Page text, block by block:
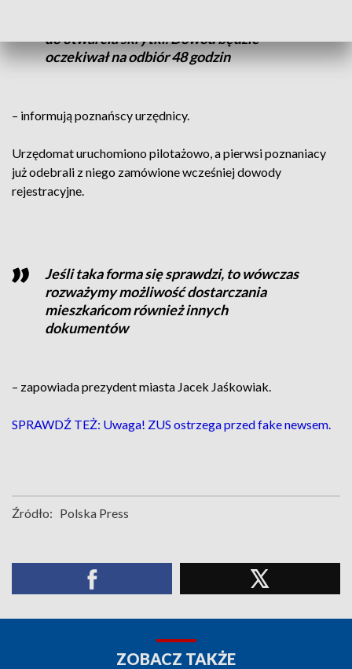
do otwarcia skrytki. Dowód będzie
oczekiwał na odbiór 48 godzin
– informują poznańscy urzędnicy.
Urzędomat uruchomiono pilotażowo, a pierwsi poznaniacy
już odebrali z niego zamówione wcześniej dowody
rejestracyjne.
Jeśli taka forma się sprawdzi, to wówczas
rozważymy możliwość dostarczania
mieszkańcom również innych
dokumentów
– zapowiada prezydent miasta Jacek Jaśkowiak.
SPRAWDŹ TEŻ: Uwaga! ZUS ostrzega przed fake newsem.
Źródło: Polska Press
ZOBACZ TAKŻE